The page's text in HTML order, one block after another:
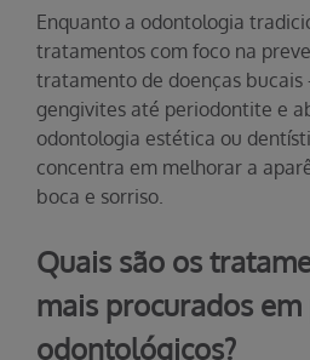
Enquanto a odontologia
tratamentos com foco na
tratamento de doenças bucais
gengivites até periodontite e
odontologia estética ou
concentra em melhorar a
boca e sorriso.
Quais são os
mais procurados
odontológicos?